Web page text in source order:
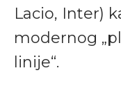
Lacio, Inter)
modernog
linije“.